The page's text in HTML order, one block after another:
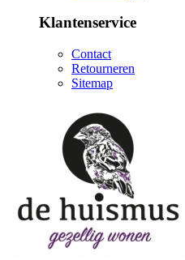
Klantenservice
Contact
Retourneren
Sitemap